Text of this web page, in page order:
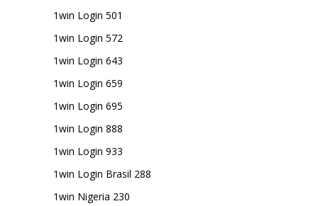
1win Login 501
1win Login 572
1win Login 643
1win Login 659
1win Login 695
1win Login 888
1win Login 933
1win Login Brasil 288
1win Nigeria 230